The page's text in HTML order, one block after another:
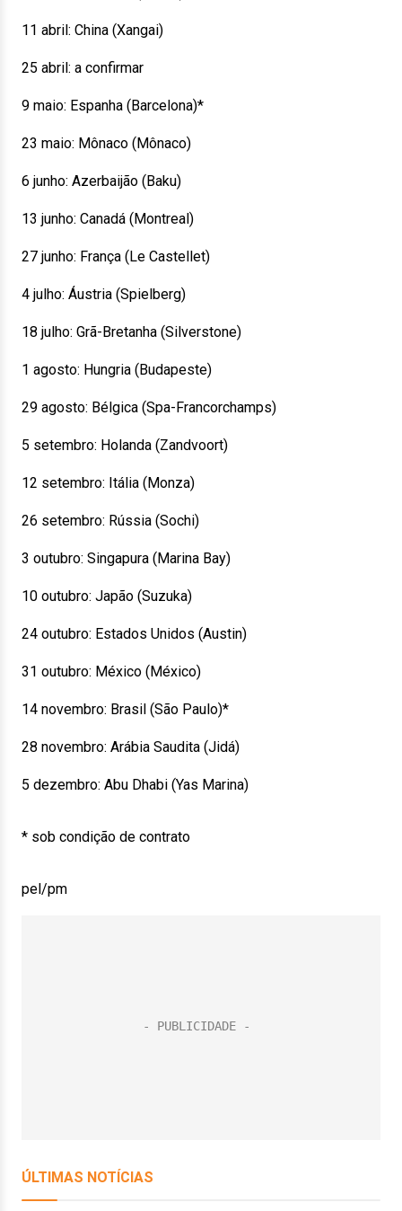
11 abril: China (Xangai)
25 abril: a confirmar
9 maio: Espanha (Barcelona)*
23 maio: Mônaco (Mônaco)
6 junho: Azerbaijão (Baku)
13 junho: Canadá (Montreal)
27 junho: França (Le Castellet)
4 julho: Áustria (Spielberg)
18 julho: Grã-Bretanha (Silverstone)
1 agosto: Hungria (Budapeste)
29 agosto: Bélgica (Spa-Francorchamps)
5 setembro: Holanda (Zandvoort)
12 setembro: Itália (Monza)
26 setembro: Rússia (Sochi)
3 outubro: Singapura (Marina Bay)
10 outubro: Japão (Suzuka)
24 outubro: Estados Unidos (Austin)
31 outubro: México (México)
14 novembro: Brasil (São Paulo)*
28 novembro: Arábia Saudita (Jidá)
5 dezembro: Abu Dhabi (Yas Marina)
* sob condição de contrato
pel/pm